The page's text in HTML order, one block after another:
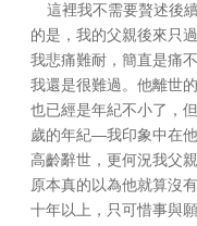
這裡我不需要贅述後
的是，我的父親後來只
我悲痛難耐，簡直是痛
我還是很難過。他離世
也已經是年紀不小了，
歲的年紀—我印象中在
高齡辭世，更何況我父
原本真的以為他就算沒
十年以上，只可惜事與